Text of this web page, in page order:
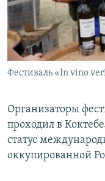
ПОБЕДИТЕЛЕЙ НЕ
ELIFBE
УКРАИНСКАЯ
ПРИСОЕДИНЯЙТЕСЬ!
Фестиваль «In vino
Организаторы
проходил в
статус
оккупированной